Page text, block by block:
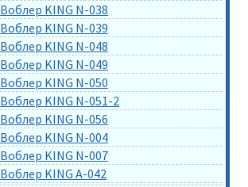
Воблер KING N-038
Воблер KING N-039
Воблер KING N-048
Воблер KING N-049
Воблер KING N-050
Воблер KING N-051-2
Воблер KING N-056
Воблер KING N-004
Воблер KING N-007
Воблер KING A-042